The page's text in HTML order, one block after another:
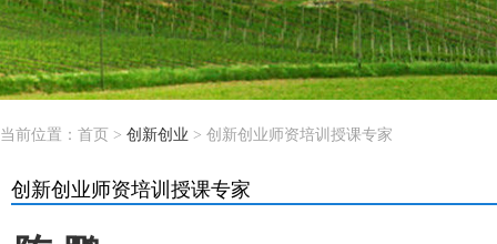
当前位置： 首页 > 创新创业 > 创新创业师资培训授课专家
创新创业师资培训授课专家